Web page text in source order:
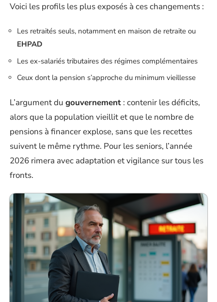
Voici les profils les plus exposés à ces changements :
Les retraités seuls, notamment en maison de retraite ou
EHPAD
Les ex-salariés tributaires des régimes complémentaires
Ceux dont la pension s’approche du minimum vieillesse
L’argument du gouvernement : contenir les déficits,
alors que la population vieillit et que le nombre de
pensions à financer explose, sans que les recettes
suivent le même rythme. Pour les seniors, l’année
2026 rimera avec adaptation et vigilance sur tous les
fronts.